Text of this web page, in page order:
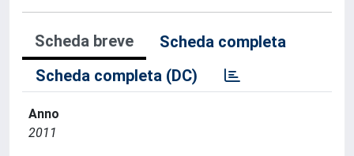
Scheda breve
Scheda completa
Scheda completa (DC)
Anno
2011